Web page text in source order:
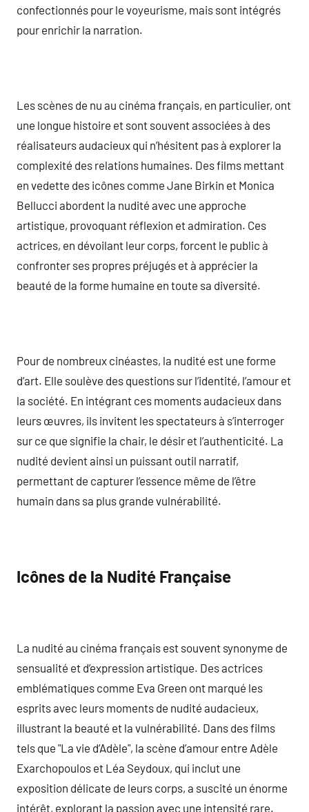
confectionnés pour le voyeurisme, mais sont intégrés
pour enrichir la narration.
Les scènes de nu au cinéma français, en particulier, ont
une longue histoire et sont souvent associées à des
réalisateurs audacieux qui n’hésitent pas à explorer la
complexité des relations humaines. Des films mettant
en vedette des icônes comme Jane Birkin et Monica
Bellucci abordent la nudité avec une approche
artistique, provoquant réflexion et admiration. Ces
actrices, en dévoilant leur corps, forcent le public à
confronter ses propres préjugés et à apprécier la
beauté de la forme humaine en toute sa diversité.
Pour de nombreux cinéastes, la nudité est une forme
d’art. Elle soulève des questions sur l’identité, l’amour et
la société. En intégrant ces moments audacieux dans
leurs œuvres, ils invitent les spectateurs à s’interroger
sur ce que signifie la chair, le désir et l’authenticité. La
nudité devient ainsi un puissant outil narratif,
permettant de capturer l’essence même de l’être
humain dans sa plus grande vulnérabilité.
Icônes de la Nudité Française
La nudité au cinéma français est souvent synonyme de
sensualité et d’expression artistique. Des actrices
emblématiques comme Eva Green ont marqué les
esprits avec leurs moments de nudité audacieux,
illustrant la beauté et la vulnérabilité. Dans des films
tels que "La vie d’Adèle", la scène d’amour entre Adèle
Exarchopoulos et Léa Seydoux, qui inclut une
exposition délicate de leurs corps, a suscité un énorme
intérêt, explorant la passion avec une intensité rare.